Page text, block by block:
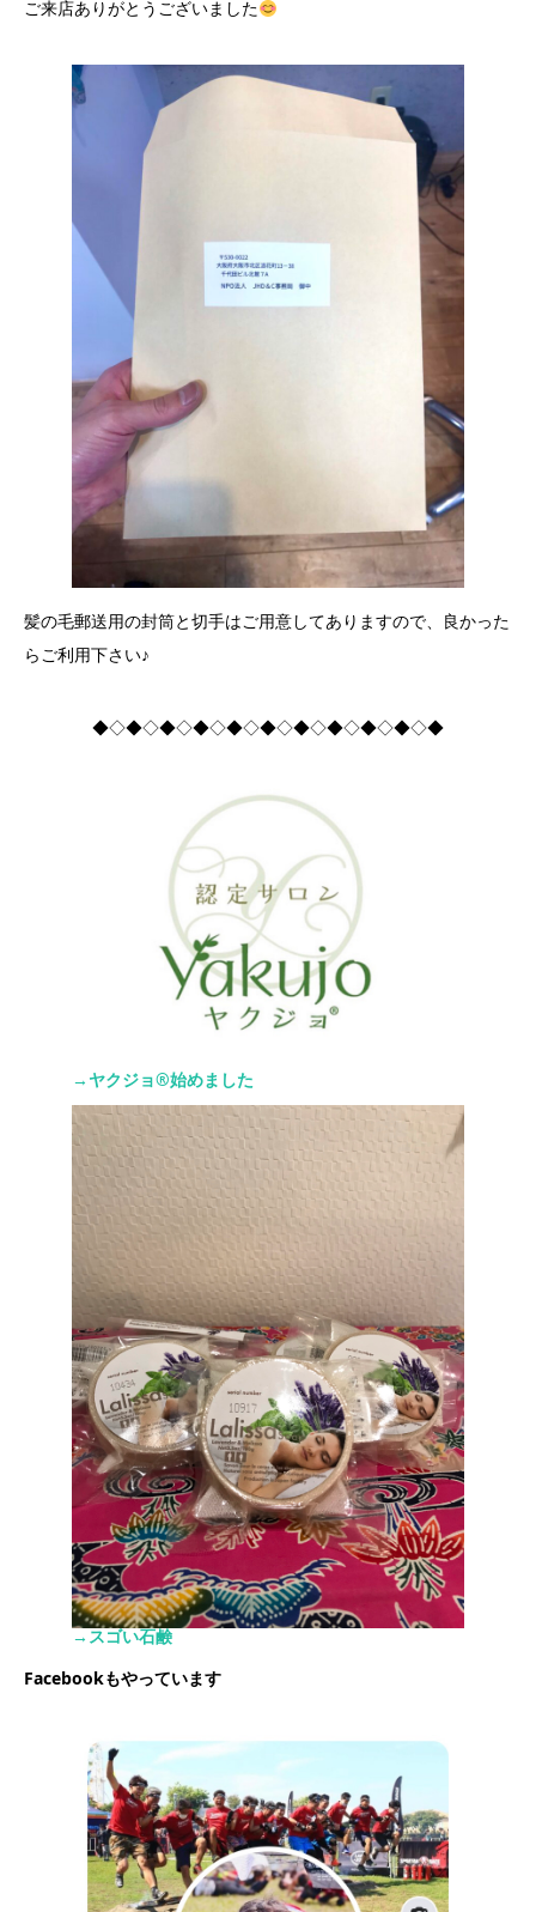
ご来店ありがとうございました
髪の毛郵送用の封筒と切手はご用意してありますので、良かった
らご利用下さい♪
◆◇◆◇◆◇◆◇◆◇◆◇◆◇◆◇◆◇◆◇◆
→ヤクジョ®︎始めました
→スゴい石鹸
Facebookもやっています